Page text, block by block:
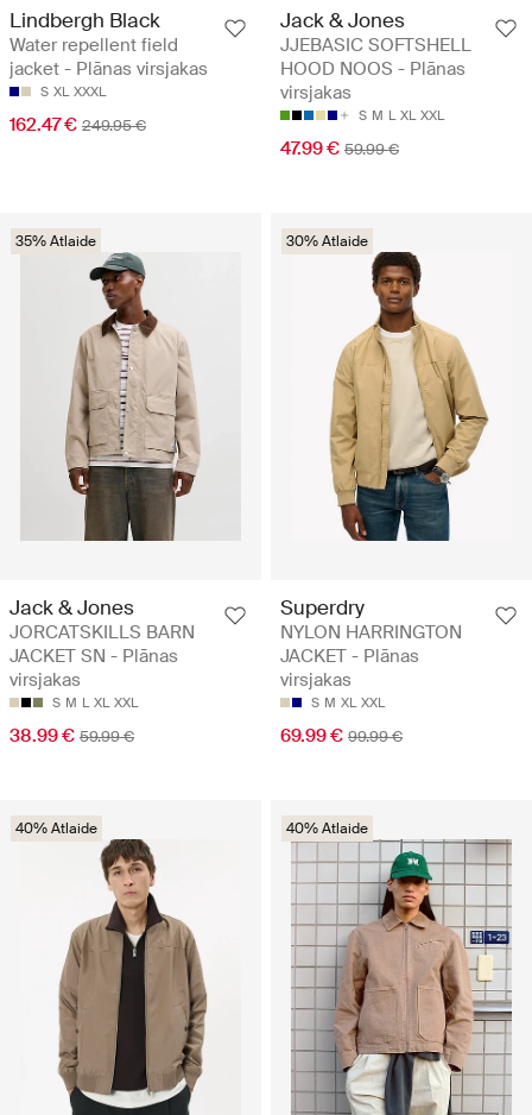
Lindbergh Black
Water repellent field
jacket - Plānas virsjakas
S XL XXXL
162.47 € 249.95 €
Jack & Jones
JJEBASIC SOFTSHELL
HOOD NOOS - Plānas
virsjakas
S M L XL XXL
47.99 € 59.99 €
35% Atlaide
Jack & Jones
JORCATSKILLS BARN
JACKET SN - Plānas
virsjakas
S M L XL XXL
38.99 € 59.99 €
30% Atlaide
Superdry
NYLON HARRINGTON
JACKET - Plānas
virsjakas
S M XL XXL
69.99 € 99.99 €
40% Atlaide 40% Atlaide